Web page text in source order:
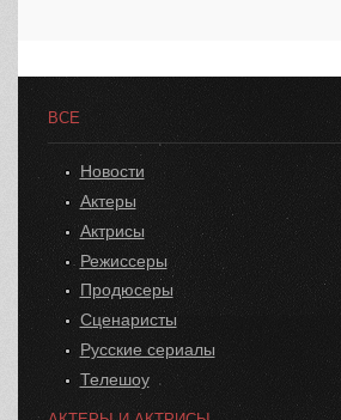
ВСЕ
Новости
Актеры
Актрисы
Режиссеры
Продюсеры
Сценаристы
Русские сериалы
Телешоу